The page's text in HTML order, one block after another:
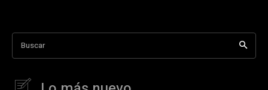
Buscar